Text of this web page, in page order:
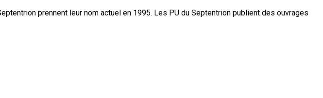
prennent leur nom actuel en 1995. Les PU du Septentrion publient des ouvrages